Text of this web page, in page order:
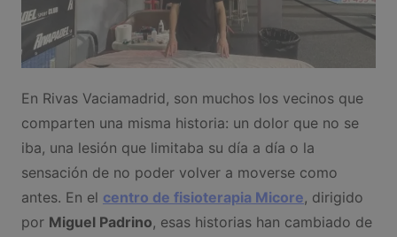
En Rivas Vaciamadrid, son muchos los vecinos que
comparten una misma historia: un dolor que no se
iba, una lesión que limitaba su día a día o la
sensación de no poder volver a moverse como
antes. En el centro de fisioterapia Micore, dirigido
por Miguel Padrino, esas historias han cambiado de